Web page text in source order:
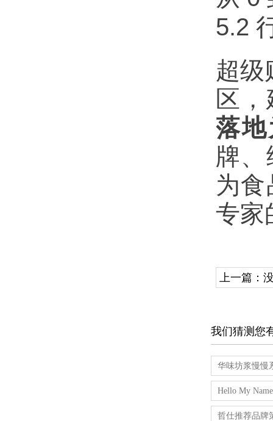
5.2
超级
区
落
牌
为
专家
上一篇：
我们猜测您
华味坊浆慢慢
Hello My
哲仕推荐品